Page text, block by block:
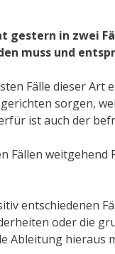
gestern in zwei
muss und
Fälle dieser
sorgen,
ist auch der
Fällen
entschiedenen
oder die
Ableitung hieraus